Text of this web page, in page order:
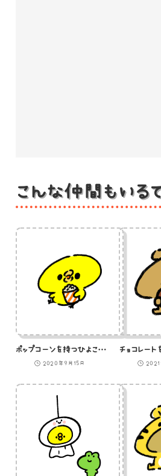
こんな仲間もいる
ポップコーンを持つひよこのイラスト
2020年9月15日 2021